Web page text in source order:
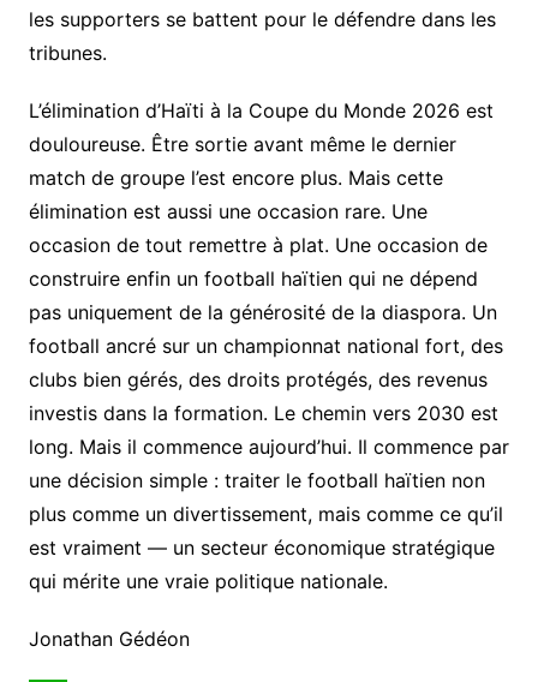
les supporters se battent pour le défendre dans les
tribunes.
L’élimination d’Haïti à la Coupe du Monde 2026 est
douloureuse. Être sortie avant même le dernier
match de groupe l’est encore plus. Mais cette
élimination est aussi une occasion rare. Une
occasion de tout remettre à plat. Une occasion de
construire enfin un football haïtien qui ne dépend
pas uniquement de la générosité de la diaspora. Un
football ancré sur un championnat national fort, des
clubs bien gérés, des droits protégés, des revenus
investis dans la formation. Le chemin vers 2030 est
long. Mais il commence aujourd’hui. Il commence par
une décision simple : traiter le football haïtien non
plus comme un divertissement, mais comme ce qu’il
est vraiment — un secteur économique stratégique
qui mérite une vraie politique nationale.
Jonathan Gédéon